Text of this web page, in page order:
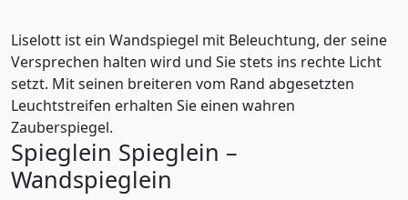
Liselott ist ein Wandspiegel mit Beleuchtung, der seine
Versprechen halten wird und Sie stets ins rechte Licht
setzt. Mit seinen breiteren vom Rand abgesetzten
Leuchtstreifen erhalten Sie einen wahren
Zauberspiegel.
Spieglein Spieglein –
Wandspieglein